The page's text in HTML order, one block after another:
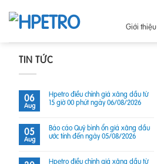
content
Giới thiệu
TIN TỨC
06
Aug
Hpetro điều chỉnh giá xăng dầu từ
15 giờ 00 phút ngày 06/08/2026
05
Aug
Báo cáo Quỹ bình ổn giá xăng dầu
ước tính đến ngày 05/08/2026
Hpetro điều chỉnh giá xăng dầu từ